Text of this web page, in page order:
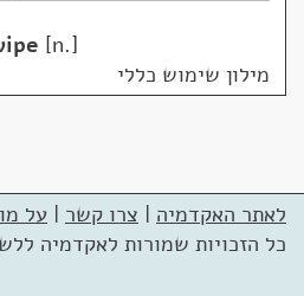
n.
מילון שימוש כללי
לאתר האקדמיה | צרו קשר | על
כל הזכויות שמורות לאקדמיה